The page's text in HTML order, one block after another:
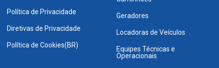
Política de Privacidade
Diretivas de Privacidade
Política de Cookies(BR)
Geradores
Locadoras de Veículos
Equipes Técnicas e
Operacionais